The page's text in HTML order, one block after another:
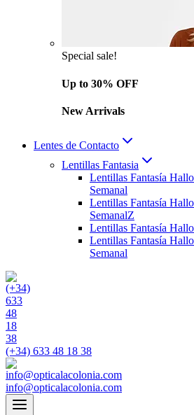
Special sale!
Up to 30% OFF
New Arrivals
Lentes de Contacto
Lentillas Fantasia
Lentillas Fantasía
Semanal
Lentillas Fantasía
SemanalZ
Lentillas Fantasía
Lentillas Fantasía
Semanal
(+34) 633 48 18 38
info@opticalacolonia.com